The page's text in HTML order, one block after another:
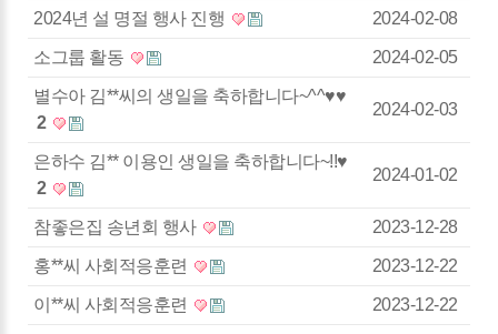
2024년 설 명절 행사 진행 2024-02-08
소그룹 활동 2024-02-05
별수아 김**씨의 생일을 축하합니다~^^♥♥
2
2024-02-03
은하수 김** 이용인 생일을 축하합니다~!!♥
2
2024-01-02
참좋은집 송년회 행사 2023-12-28
홍**씨 사회적응훈련 2023-12-22
이**씨 사회적응훈련 2023-12-22